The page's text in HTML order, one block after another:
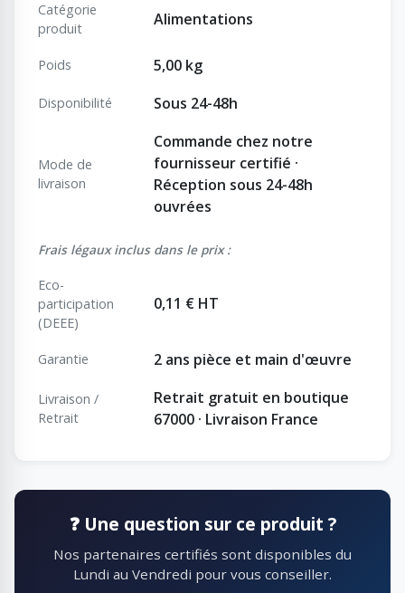
Catégorie
produit
Alimentations
Poids 5,00 kg
Disponibilité Sous 24-48h
Mode de
livraison
Commande chez notre
fournisseur certifié ·
Réception sous 24-48h
ouvrées
Frais légaux inclus dans le prix :
Eco-
participation
(DEEE)
0,11 € HT
Garantie 2 ans pièce et main d'œuvre
Livraison /
Retrait
Retrait gratuit en boutique
67000 · Livraison France
❓ Une question sur ce produit ?
Nos partenaires certifiés sont disponibles du
Lundi au Vendredi pour vous conseiller.